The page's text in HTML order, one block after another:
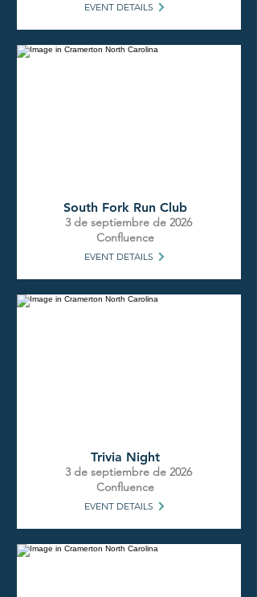
EVENT DETAILS
South Fork Run Club
3 de septiembre de 2026
Confluence
EVENT DETAILS
Trivia Night
3 de septiembre de 2026
Confluence
EVENT DETAILS